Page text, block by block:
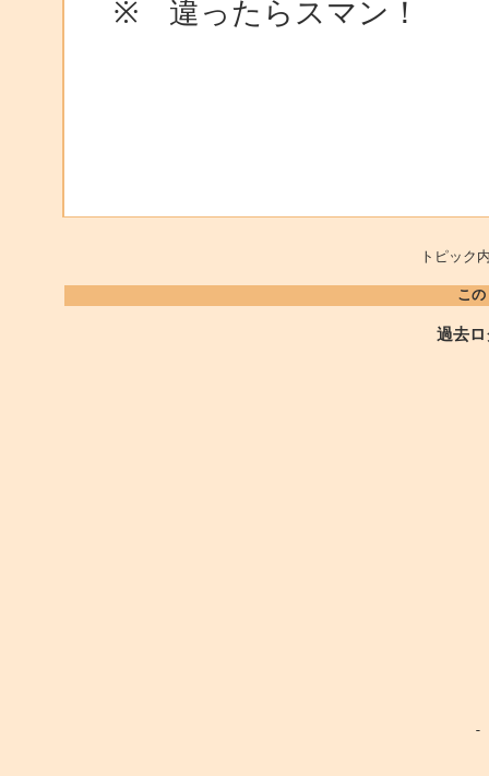
※ 違ったらスマン！
トピッ
こ
過去